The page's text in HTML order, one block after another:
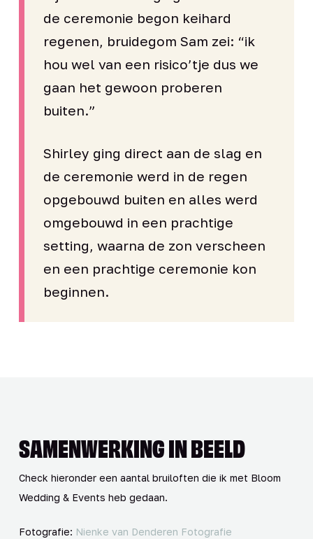
de ceremonie begon keihard
regenen, bruidegom Sam zei: “ik
hou wel van een risico’tje dus we
gaan het gewoon proberen
buiten.”
Shirley ging direct aan de slag en
de ceremonie werd in de regen
opgebouwd buiten en alles werd
omgebouwd in een prachtige
setting, waarna de zon verscheen
en een prachtige ceremonie kon
beginnen.
SAMENWERKING IN BEELD
Check hieronder een aantal bruiloften die ik met Bloom
Wedding & Events heb gedaan.
Fotografie: Nienke van Denderen Fotografie